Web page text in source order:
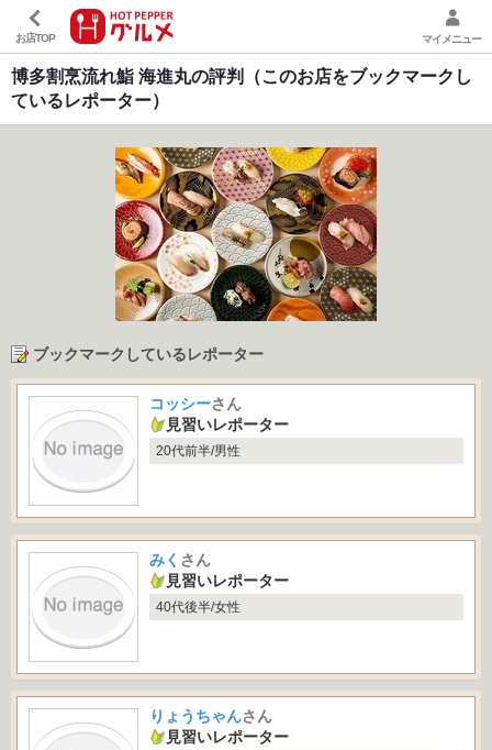
お店TOP マイメニュー
博多割烹流れ鮨 海進丸の評判（このお店をブックマークし
ているレポーター）
ブックマークしているレポーター
コッシーさん
見習いレポーター
20代前半/男性
みく さん
見習いレポーター
40代後半/女性
りょうちゃんさん
見習いレポーター